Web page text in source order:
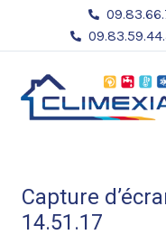
contenu
Capture
14.51.17